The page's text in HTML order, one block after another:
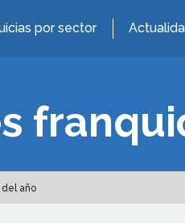
por sector
del año